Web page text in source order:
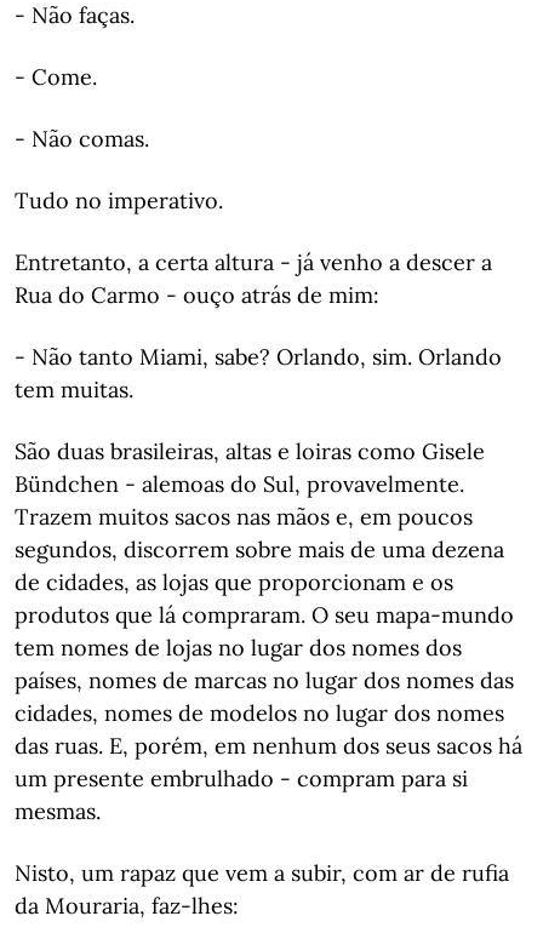
- Não faças.
- Come.
- Não comas.
Tudo no imperativo.
Entretanto, a certa altura - já venho a descer a
Rua do Carmo - ouço atrás de mim:
- Não tanto Miami, sabe? Orlando, sim. Orlando
tem muitas.
São duas brasileiras, altas e loiras como Gisele
Bündchen - alemoas do Sul, provavelmente.
Trazem muitos sacos nas mãos e, em poucos
segundos, discorrem sobre mais de uma dezena
de cidades, as lojas que proporcionam e os
produtos que lá compraram. O seu mapa-mundo
tem nomes de lojas no lugar dos nomes dos
países, nomes de marcas no lugar dos nomes das
cidades, nomes de modelos no lugar dos nomes
das ruas. E, porém, em nenhum dos seus sacos há
um presente embrulhado - compram para si
mesmas.
Nisto, um rapaz que vem a subir, com ar de rufia
da Mouraria, faz-lhes: